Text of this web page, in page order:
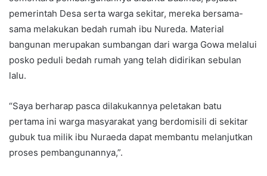
pemerintah Desa serta warga sekitar, mereka bersama-
sama melakukan bedah rumah ibu Nureda. Material
bangunan merupakan sumbangan dari warga Gowa melalui
posko peduli bedah rumah yang telah didirikan sebulan
lalu.
“Saya berharap pasca dilakukannya peletakan batu
pertama ini warga masyarakat yang berdomisili di sekitar
gubuk tua milik ibu Nuraeda dapat membantu melanjutkan
proses pembangunannya,”.